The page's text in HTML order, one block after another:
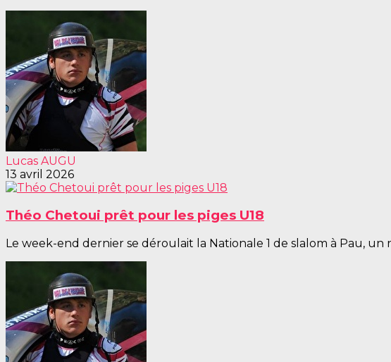
Lucas AUGU
13 avril 2026
Théo Chetoui prêt pour les piges U18
Le week-end dernier se déroulait la Nationale 1 de slalom à Pau,